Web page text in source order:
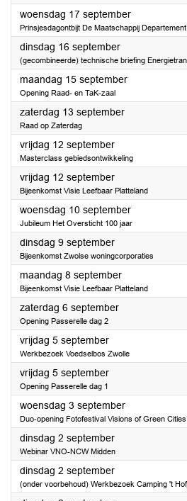
woensdag 17 september2025
Prinsjesdagontbijt De Maatschappij
dinsdag 16 september2025
(gecombineerde) technische briefing
maandag 15 september2025
Opening Raad- en TaK-zaal
zaterdag 13 september2025
Raad op Zaterdag
vrijdag 12 september2025
Masterclass gebiedsontwikkeling
vrijdag 12 september2025
Bijeenkomst Visie Leefbaar Platteland
woensdag 10 september2025
Jubileum Het Oversticht 100 jaar
dinsdag 9 september2025
Bijeenkomst Zwolse woningcorporaties
maandag 8 september2025
Bijeenkomst Visie Leefbaar Platteland
zaterdag 6 september2025
Opening Passerelle dag 2
vrijdag 5 september2025
Werkbezoek Voedselbos Zwolle
vrijdag 5 september2025
Opening Passerelle dag 1
woensdag 3 september2025
Duo-opening Fotofestival Visions of Green Cities
dinsdag 2 september2025
Webinar VNO-NCW Midden
dinsdag 2 september2025
(onder voorbehoud) Werkbezoek Camping 't